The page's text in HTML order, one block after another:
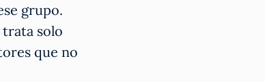
grupo.
solo
que no